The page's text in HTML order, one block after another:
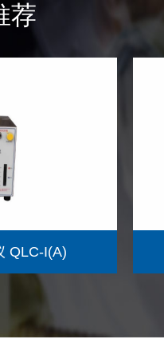
荐
QLC-I(A)